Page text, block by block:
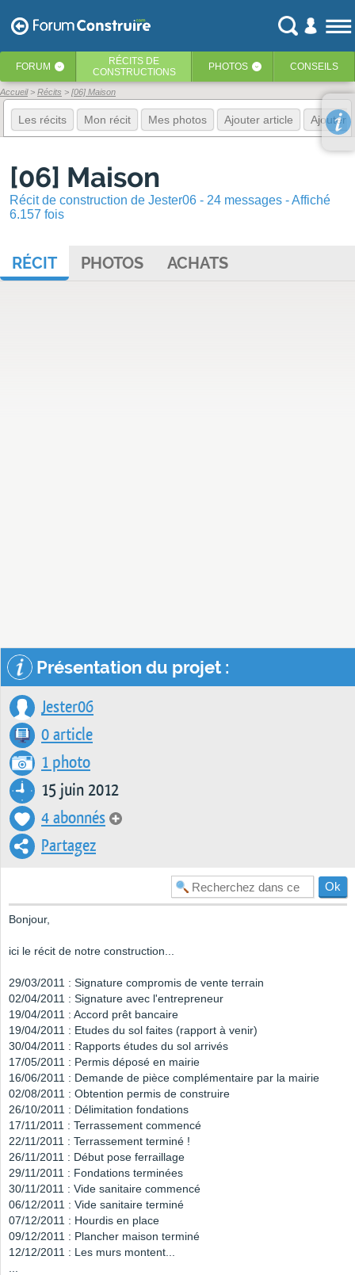
FORUM ‹ RÉCITS DE
CONSTRUCTIONS
PHOTOS ‹ CONSEILS
Accueil Récits [06] Maison
Les récits Mon récit Mes photos Ajouter article Ajouter
[06] Maison
Récit de construction de Jester06 - 24 messages - Affiché
6.157 fois
RÉCIT PHOTOS ACHATS
Présentation du projet :
Jester06
0 article
1 photo
15 juin 2012
4 abonnés
Partagez
Bonjour,
ici le récit de notre construction...
29/03/2011 : Signature compromis de vente terrain
02/04/2011 : Signature avec l'entrepreneur
19/04/2011 : Accord prêt bancaire
19/04/2011 : Etudes du sol faites (rapport à venir)
30/04/2011 : Rapports études du sol arrivés
17/05/2011 : Permis déposé en mairie
16/06/2011 : Demande de pièce complémentaire par la mairie
02/08/2011 : Obtention permis de construire
26/10/2011 : Délimitation fondations
17/11/2011 : Terrassement commencé
22/11/2011 : Terrassement terminé !
26/11/2011 : Début pose ferraillage
29/11/2011 : Fondations terminées
30/11/2011 : Vide sanitaire commencé
06/12/2011 : Vide sanitaire terminé
07/12/2011 : Hourdis en place
09/12/2011 : Plancher maison terminé
12/12/2011 : Les murs montent...
...